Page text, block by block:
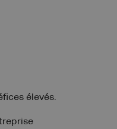
élevés.